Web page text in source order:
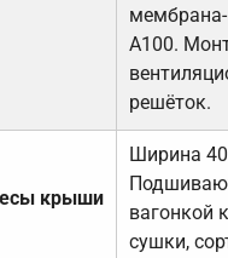
А100.
решёток.
крыши
Ширина
вагонкой
сушки,